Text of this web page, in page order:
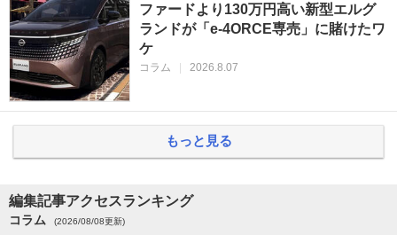
ファードより130万円高い新型エルグ
ランドが「e-4ORCE専売」に賭けたワ
ケ
コラム | 2026.8.07
もっと見る
編集記事アクセスランキング
コラム (2026/08/08更新)